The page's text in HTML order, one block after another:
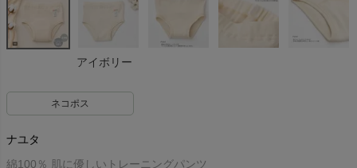
アイボリー
ネコポス
ナユタ
綿100％ 肌に優しいトレーニングパンツ